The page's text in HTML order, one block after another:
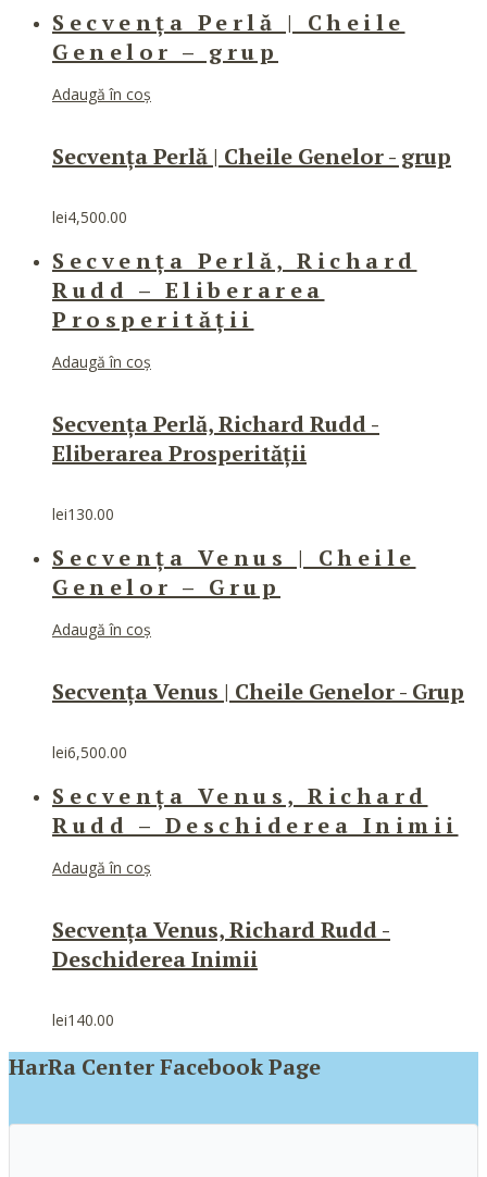
Secvența Perlă | Cheile
Genelor – grup
Adaugă în coș
Secvența Perlă | Cheile Genelor - grup
lei4,500.00
Secvența Perlă, Richard
Rudd – Eliberarea
Prosperității
Adaugă în coș
Secvența Perlă, Richard Rudd -
Eliberarea Prosperității
lei130.00
Secvența Venus | Cheile
Genelor – Grup
Adaugă în coș
Secvența Venus | Cheile Genelor - Grup
lei6,500.00
Secvența Venus, Richard
Rudd – Deschiderea Inimii
Adaugă în coș
Secvența Venus, Richard Rudd -
Deschiderea Inimii
lei140.00
HarRa Center Facebook Page